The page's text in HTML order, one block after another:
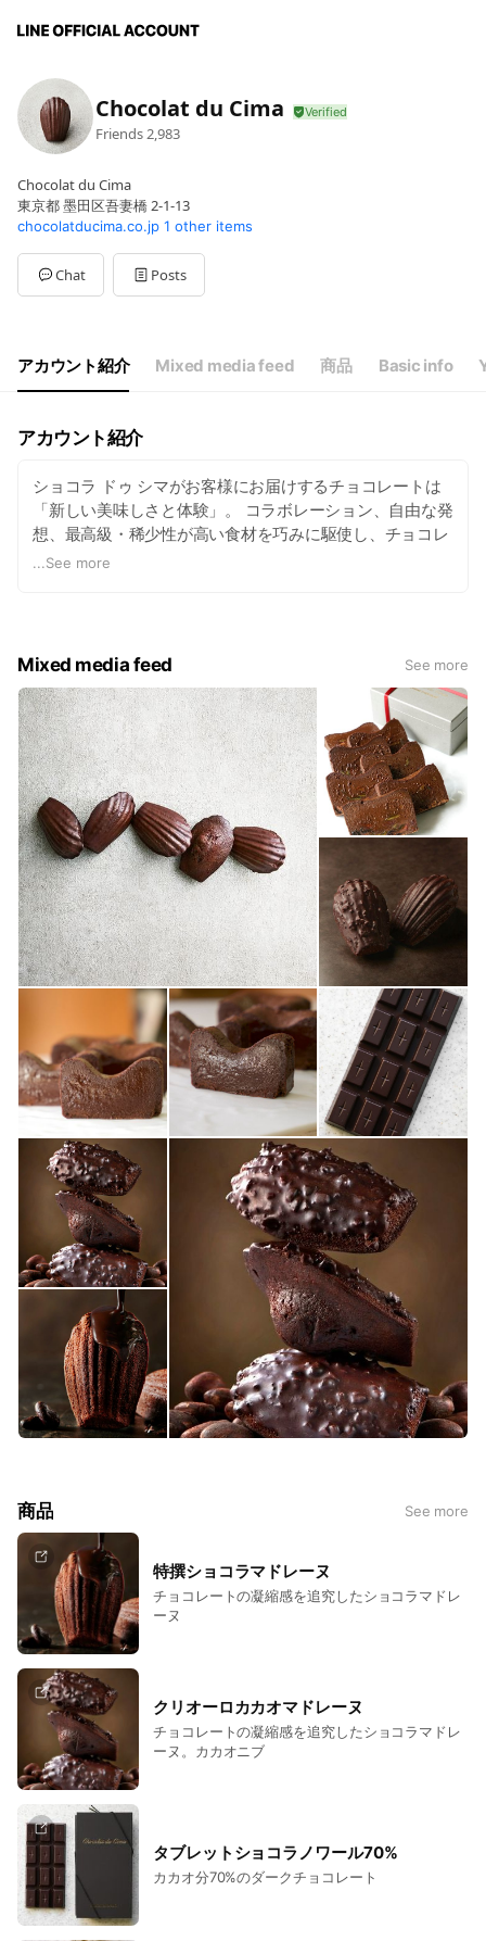
Chocolat du Cima
Friends 2,983
Chocolat du Cima
東京都 墨田区吾妻橋 2-1-13
chocolatducima.co.jp 1 other items
Chat Posts
アカウント紹介 Mixed media feed 商品 Basic info
アカウント紹介
ショコラ ドゥ シマがお客様にお届けするチョコレートは
「新しい美味しさと体験」。 コラボレーション、自由な発
想、最高級・稀少性が高い食材を巧みに駆使し、チョコレ
ートの無限大の可能性を追究して参ります。
...See more
Mixed media feed See more
商品 See more
特撰ショコラマドレーヌ
チョコレートの凝縮感を追究したショコラマドレ
ーヌ
クリオーロカカオマドレーヌ
チョコレートの凝縮感を追究したショコラマドレ
ーヌ。カカオニブ
タブレットショコラノワール70%
カカオ分70%のダークチョコレート